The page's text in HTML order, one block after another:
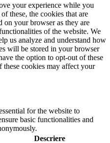
your experience while you
these, the cookies that are
on your browser as they are
of the website. We
us analyze and understand how
will be stored in your browser
the option to opt-out of these
cookies may affect your
for the website to
basic functionalities and
Descriere